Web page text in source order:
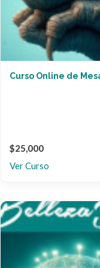
Curso Online de
$25,000
Ver Curso